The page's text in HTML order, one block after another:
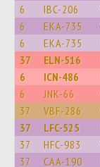
6 IBC-206
6 EKA-735
6 EKA-735
37 ELN-516
6 ICN-486
6 JNK-66
37 VBF-286
37 LFC-525
37 HFC-983
37 CAA-190